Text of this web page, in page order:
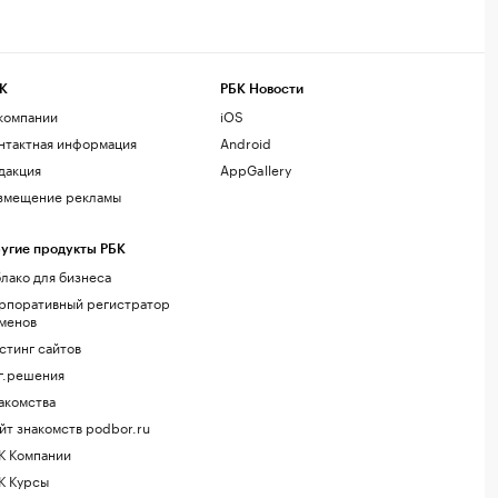
информация
рекламы
продукты РБК
для бизнеса
регистратор
сайтов
знакомств podbor.ru
Компании
Курсы
РБК Новости
iOS
Android
AppGallery